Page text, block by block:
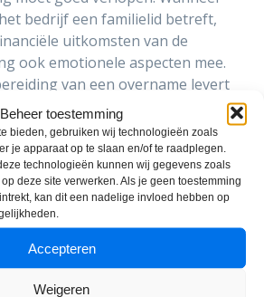
Beheer toestemming
bieden, gebruiken wij technologieën zoals
je apparaat op te slaan en/of te raadplegen.
technologieën kunnen wij gegevens zoals
deze site verwerken. Als je geen toestemming
kan dit een nadelige invloed hebben op
Accepteren
Weigeren
bedrijf een familielid betreft,
uitkomsten van de
ook emotionele aspecten mee.
van een overname levert
je zeker weten dat je niet teveel
Schakel dan één
in.